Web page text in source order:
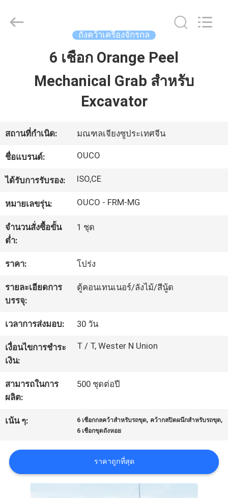
วิดีโอ
รายการ
เกี่ยว
โรงงาน
การ
ควบคุม
คุณภาพ
ข่าว
INTERNATIONAL
GROUP
ถังคว้าเครื่องจักรกล
6 เชือก Orange Peel
Mechanical Grab สำหรับ
Excavator
สถานที่กำเนิด: มณฑลเจียงซูประเทศจีน
ชื่อแบรนด์: OUCO
ได้รับการรับรอง: ISO,CE
หมายเลขรุ่น: OUCO - FRM-MG
จำนวนสั่งซื้อขั้น
ต่ำ:
1 ชุด
ราคา: โปร่ง
รายละเอียดการ
บรรจุ:
ตู้คอนเทนเนอร์/ลังไม้/สีนู้ด
เวลาการส่งมอบ: 30 วัน
เงื่อนไขการชำระ
เงิน:
T / T, Wester N Union
สามารถในการ
ผลิต:
500 ชุดต่อปี
เน้น ๆ: 6 เชือกกลคว้าสำหรับรถขุด, คว้ากลปิดผนึกสำหรับรถขุด,
6 เชือกขุดถังหอย
ราคาถูกที่สุด